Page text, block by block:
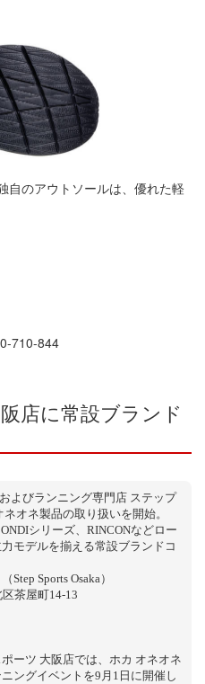
自のアウトソールは、優れた軽
710-844
店に常設ブランド
よびランニング専門店 ステップ
オネ製品の取り扱いを開始。
シリーズ、RINCONなどロー
モデルを揃える常設ブランドコ
Sports Osaka）
茶屋町14-13
ーツ 大阪店では、ホカ オネオネ
ングイベントを9月1日に開催し